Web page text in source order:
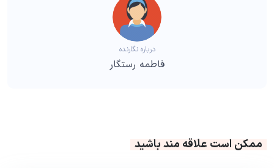
درباره نگارنده
فاطمه رستگار
ممکن است علاقه مند باشید